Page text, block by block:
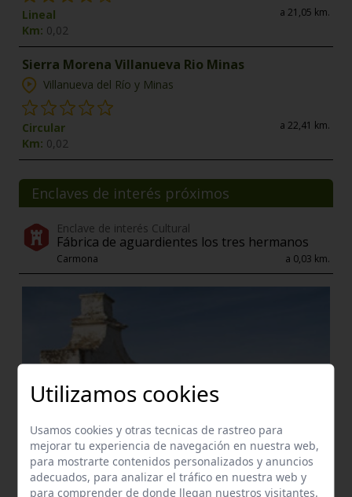
Lineal
Km: 0,02
a 21,05 km.
Sierra Morena Villanueva Rio Minas
Villanueva del Río y Minas
Circular
Km: 0,02
a 22,41 km.
Enclaves de interés próximos
Enclave de interés Cultural
Fábrica de aguardientes los tres hermanos
Carmona a 0,03 km.
Utilizamos cookies
Usamos cookies y otras tecnicas de rastreo para
mejorar tu experiencia de navegación en nuestra web,
para mostrarte contenidos personalizados y anuncios
adecuados, para analizar el tráfico en nuestra web y
para comprender de donde llegan nuestros visitantes.